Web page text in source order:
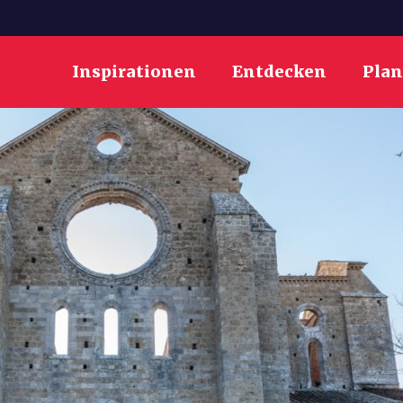
Inspirationen Entdecken